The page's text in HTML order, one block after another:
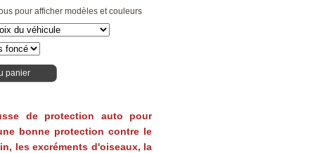
pour afficher modèles et couleurs
panier
de protection auto pour
bonne protection contre le
les excréments d'oiseaux, la